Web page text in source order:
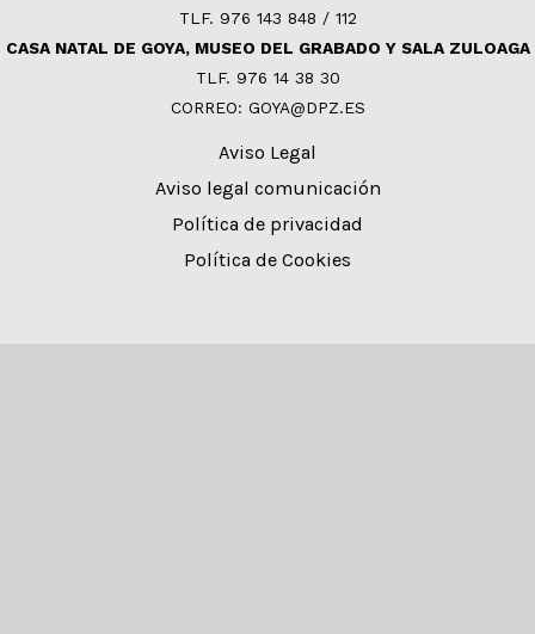
TLF. 976 143 848 / 112
CASA NATAL DE GOYA, MUSEO DEL GRABADO Y SALA ZULOAGA
TLF. 976 14 38 30
CORREO: GOYA@DPZ.ES
Aviso Legal
Aviso legal comunicación
Política de privacidad
Política de Cookies